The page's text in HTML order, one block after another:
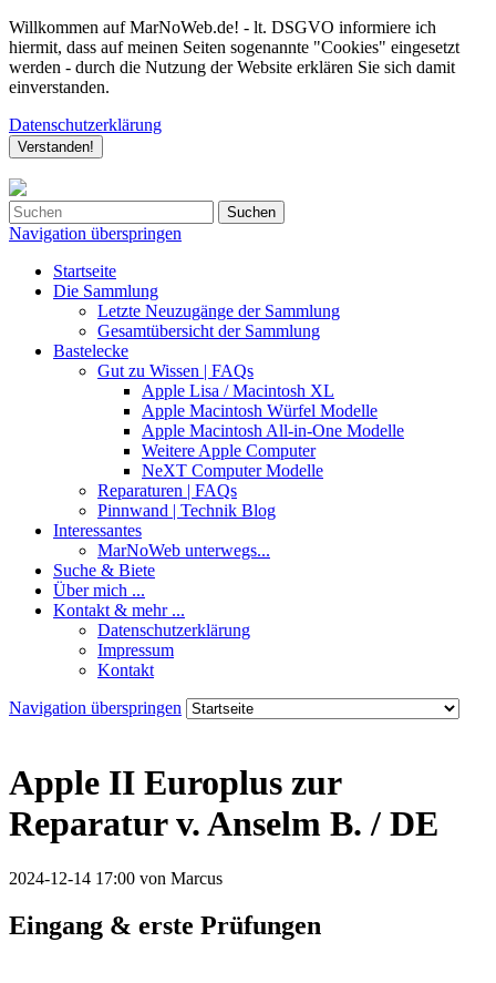
Willkommen auf MarNoWeb.de! - lt. DSGVO informiere ich
hiermit, dass auf meinen Seiten sogenannte "Cookies" eingesetzt
werden - durch die Nutzung der Website erklären Sie sich damit
einverstanden.
Datenschutzerklärung
Verstanden!
Suchen
Navigation überspringen
Startseite
Die Sammlung
Letzte Neuzugänge der Sammlung
Gesamtübersicht der Sammlung
Bastelecke
Gut zu Wissen | FAQs
Apple Lisa / Macintosh XL
Apple Macintosh Würfel Modelle
Apple Macintosh All-in-One Modelle
Weitere Apple Computer
NeXT Computer Modelle
Reparaturen | FAQs
Pinnwand | Technik Blog
Interessantes
MarNoWeb unterwegs...
Suche & Biete
Über mich ...
Kontakt & mehr ...
Datenschutzerklärung
Impressum
Kontakt
Navigation überspringen
Apple II Europlus zur
Reparatur v. Anselm B. / DE
2024-12-14 17:00 von Marcus
Eingang & erste Prüfungen